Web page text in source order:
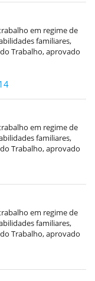
em regime de
familiares,
Trabalho, aprovado
em regime de
familiares,
Trabalho, aprovado
em regime de
familiares,
Trabalho, aprovado